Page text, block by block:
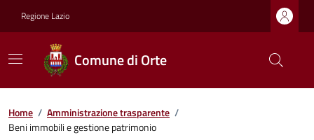
Regione Lazio
Comune di Orte
Home / Amministrazione trasparente /
Beni immobili e gestione patrimonio